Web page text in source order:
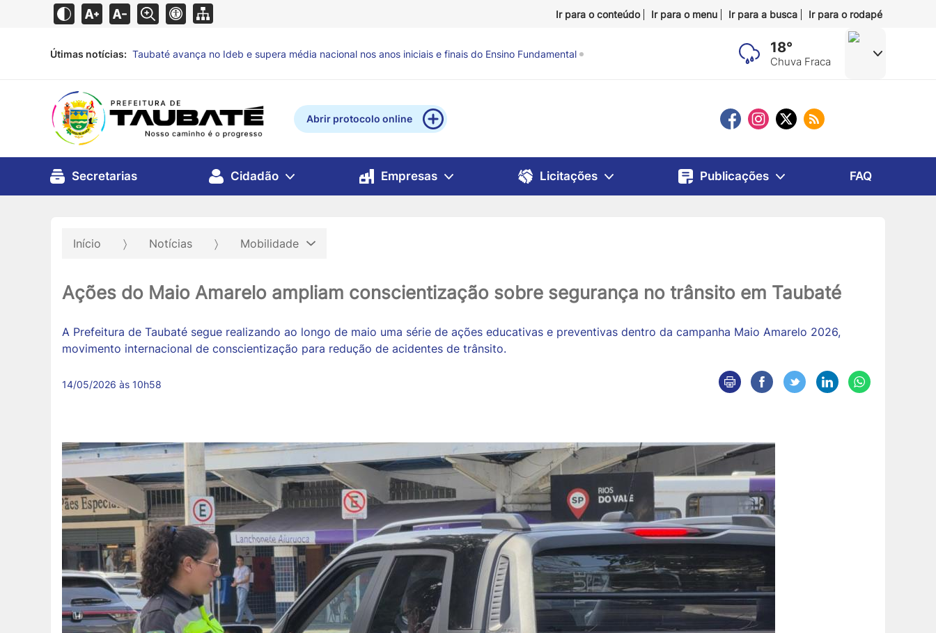
Ir para o conteúdo Ir para o menu Ir para a busca Ir para o rodapé
Útimas notícias: Defesa Civil de Taubaté alerta para previsão de chuva e ventos fortes há 12 horas 18°
Chuva Fraca
Abrir protocolo online
Secretarias Cidadão Empresas Licitações Publicações FAQ
Início Notícias Mobilidade
Ações do Maio Amarelo ampliam conscientização sobre segurança no trânsito em Taubaté
A Prefeitura de Taubaté segue realizando ao longo de maio uma série de ações educativas e preventivas dentro da campanha Maio Amarelo 2026,
movimento internacional de conscientização para redução de acidentes de trânsito.
14/05/2026 às 10h58